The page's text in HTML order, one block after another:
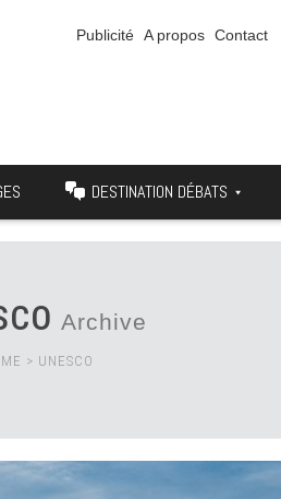
Publicité A propos Contact
DESTINATION DÉBATS
Archive
> UNESCO